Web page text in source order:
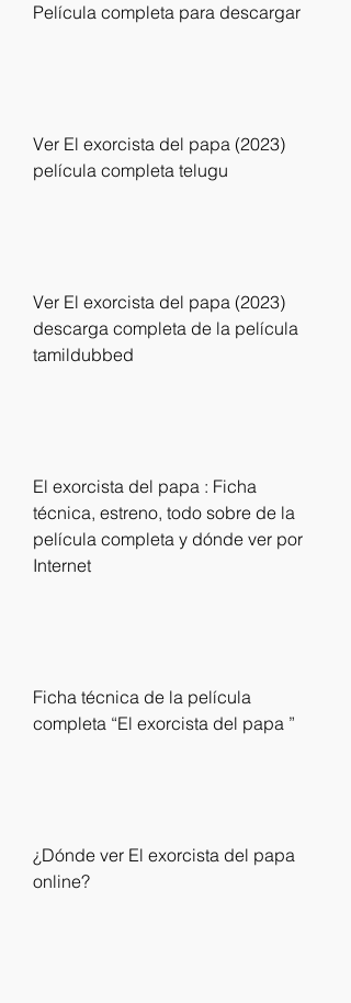
Película completa para descargar
Ver El exorcista del papa (2023)
película completa telugu
Ver El exorcista del papa (2023)
descarga completa de la película
tamildubbed
El exorcista del papa : Ficha
técnica, estreno, todo sobre de la
película completa y dónde ver por
Internet
Ficha técnica de la película
completa “El exorcista del papa ”
¿Dónde ver El exorcista del papa
online?